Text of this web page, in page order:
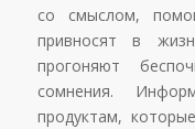
со смыслом,
привносят в
прогоняют
сомнения.
продуктам,